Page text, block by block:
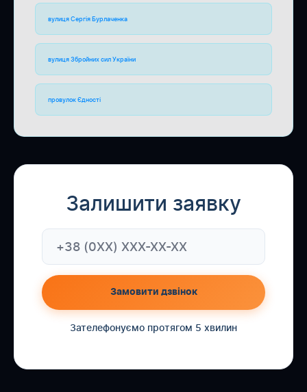
вулиця Сергія Бурлаченка
вулиця Збройних сил України
провулок Єдності
Залишити заявку
Замовити дзвінок
Зателефонуємо протягом 5 хвилин